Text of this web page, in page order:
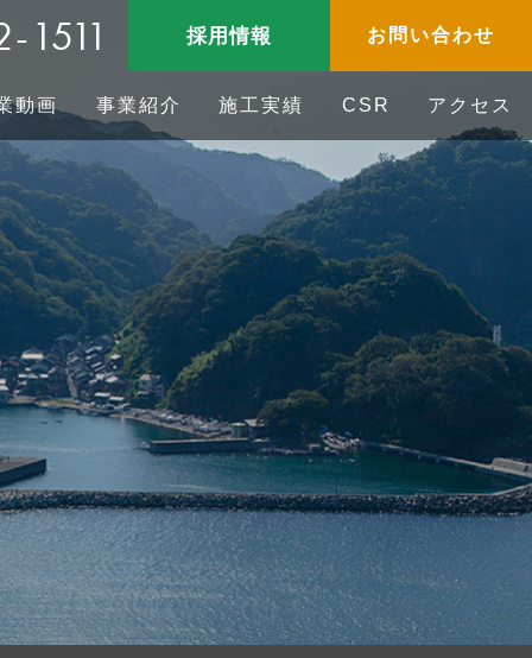
1511 採用情報 お問い合わせ
地域貢献 ニュース
動画 事業紹介 施工実績 CSR アクセス